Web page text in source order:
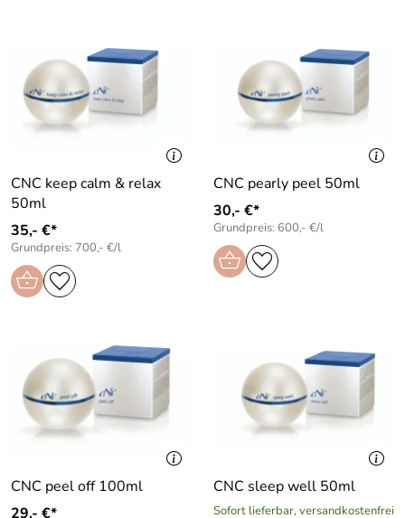
CNC keep calm & relax
50ml
35,- €*
Grundpreis: 700,- €/l
CNC pearly peel 50ml
30,- €*
Grundpreis: 600,- €/l
CNC peel off 100ml
29,- €*
CNC sleep well 50ml
Sofort lieferbar, versandkostenfrei